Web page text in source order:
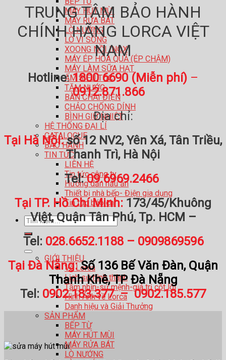
MÁY HÚT MÙI
MÁY RỬA BÁT
LÒ NƯỚNG
LÒ VI SÓNG
XOONG NỒI INOX
MÁY ÉP HOA QUẢ (ÉP CHẬM)
MÁY LÀM SỮA HẠT
ẤM SIÊU TỐC
TĂM NƯỚC
BÀN CHẢI ĐIỆN
CHẢO CHỐNG DÍNH
BÌNH GIỮ NHIỆT
HỆ THỐNG ĐẠI LÍ
CATALOGUE
BẢO HÀNH
TIN TỨC
LIÊN HỆ
Tin tức công ty
Hướng dẫn nấu ăn
Thiết bị nhà bếp- Điện gia dụng
Tin tức báo chí
Tìm
kiếm:
GIỚI THIỆU
Về Lorca
Lịch sử hình thành
Tầm nhìn-sứ mệnh-giá trị cốt lõi
Hình Ảnh về Lorca
Danh hiệu và Giải Thưởng
SẢN PHẨM
BẾP TỪ
MÁY HÚT MÙI
MÁY RỬA BÁT
LÒ NƯỚNG
TRUNG TÂM BẢO HÀNH
CHÍNH HÃNG LORCA VIỆT
NAM
Hotline:1800 6690 (Miễn phí) –
0912.871.866
Địa chỉ:
Tại Hà Nội:số 12 NV2, Yên Xá, Tân Triều,
Thanh Trì, Hà Nội
Tel:09.6969.2466
Tại TP. Hồ Chí Minh: 173/45/Khuông
Việt, Quận Tân Phú, Tp. HCM –
Tel: 028.6652.1188 – 0909869596
Tại Đà Nẵng:Số 136 Bế Văn Đàn, Quận
Thanh Khê, TP Đà Nẵng
Tel: 0902.183.377 – 0902.185.577